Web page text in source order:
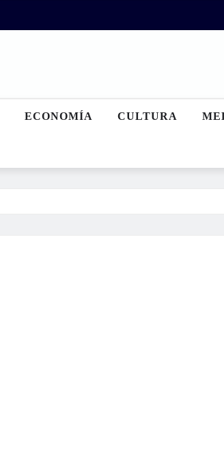
ECONOMÍA CULTURA